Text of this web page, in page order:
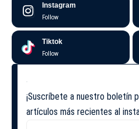
Instagram
Follow
Tiktok
Follow
¡Suscríbete a nuestro boletín
artículos más recientes al